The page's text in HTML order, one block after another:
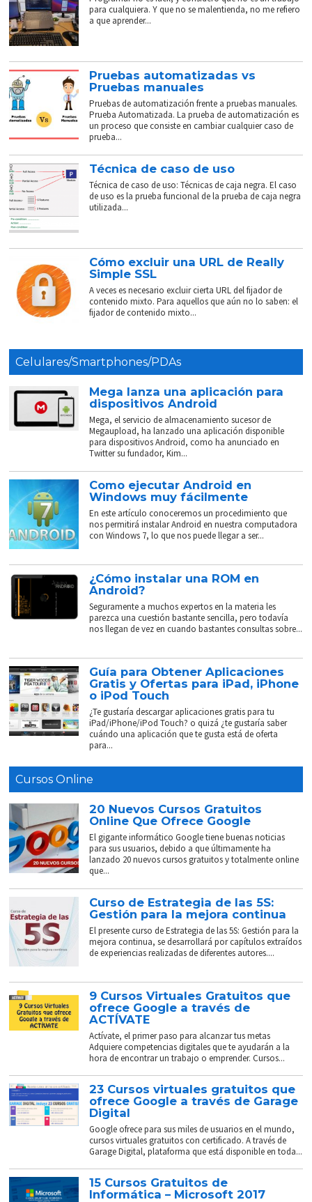
para cualquiera. Y que no se malentienda, no me refiero
a que aprender...
Pruebas automatizadas vs
Pruebas manuales
Pruebas de automatización frente a pruebas manuales.
Prueba Automatizada. La prueba de automatización es
un proceso que consiste en cambiar cualquier caso de
prueba...
Técnica de caso de uso
Técnica de caso de uso: Técnicas de caja negra. El caso
de uso es la prueba funcional de la prueba de caja negra
utilizada...
Cómo excluir una URL de Really
Simple SSL
A veces es necesario excluir cierta URL del fijador de
contenido mixto. Para aquellos que aún no lo saben: el
fijador de contenido mixto...
Celulares/Smartphones/PDAs
Mega lanza una aplicación para
dispositivos Android
Mega, el servicio de almacenamiento sucesor de
Megaupload, ha lanzado una aplicación disponible
para dispositivos Android, como ha anunciado en
Twitter su fundador, Kim...
Como ejecutar Android en
Windows muy fácilmente
En este artículo conoceremos un procedimiento que
nos permitirá instalar Android en nuestra computadora
con Windows 7, lo que nos puede llegar a ser...
¿Cómo instalar una ROM en
Android?
Seguramente a muchos expertos en la materia les
parezca una cuestión bastante sencilla, pero todavía
nos llegan de vez en cuando bastantes consultas sobre...
Guía para Obtener Aplicaciones
Gratis y Ofertas para iPad, iPhone
o iPod Touch
¿Te gustaría descargar aplicaciones gratis para tu
iPad/iPhone/iPod Touch? o quizá ¿te gustaría saber
cuándo una aplicación que te gusta está de oferta
para...
Cursos Online
20 Nuevos Cursos Gratuitos
Online Que Ofrece Google
El gigante informático Google tiene buenas noticias
para sus usuarios, debido a que últimamente ha
lanzado 20 nuevos cursos gratuitos y totalmente online
que...
Curso de Estrategia de las 5S:
Gestión para la mejora continua
El presente curso de Estrategia de las 5S: Gestión para la
mejora continua, se desarrollará por capítulos extraídos
de experiencias realizadas de diferentes autores....
9 Cursos Virtuales Gratuitos que
ofrece Google a través de
ACTÍVATE
Actívate, el primer paso para alcanzar tus metas
Adquiere competencias digitales que te ayudarán a la
hora de encontrar un trabajo o emprender. Cursos...
23 Cursos virtuales gratuitos que
ofrece Google a través de Garage
Digital
Google ofrece para sus miles de usuarios en el mundo,
cursos virtuales gratuitos con certificado. A través de
Garage Digital, plataforma que está disponible en toda...
15 Cursos Gratuitos de
Informática – Microsoft 2017